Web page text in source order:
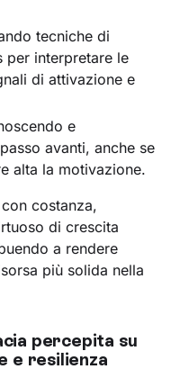
tecniche di
per interpretare le
di attivazione e
e
avanti, anche se
alta la motivazione.
costanza,
di crescita
a rendere
più solida nella
percepita su
e resilienza